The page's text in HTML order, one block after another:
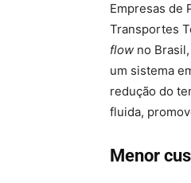
Empresas de
Transportes
flow no
um sistema
redução do
fluida,
Menor